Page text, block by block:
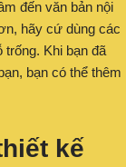
đến văn bản nội
hãy cứ dùng các
trống. Khi bạn đã
bạn có thể thêm
kế